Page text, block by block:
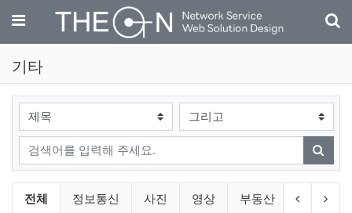
메뉴
기타
검색대상
검색어
검색
기타 분류 목록
전체 정보통신 사진 영상 부동산 자동차
이전 분류
다